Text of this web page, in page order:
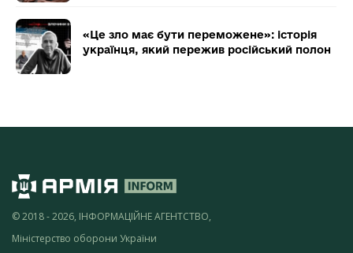
«Це зло має бути переможене»: історія
українця, який пережив російський полон
© 2018 - 2026, ІНФОРМАЦІЙНЕ АГЕНТСТВО,
Міністерство оборони України